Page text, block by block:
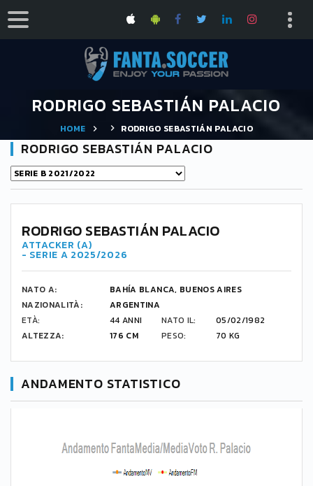
RODRIGO SEBASTIÁN PALACIO
HOME RODRIGO SEBASTIÁN PALACIO
RODRIGO SEBASTIÁN PALACIO
RODRIGO SEBASTIÁN PALACIO
ATTACKER (A)
- SERIE A 2025/2026
NATO A:
BAHÍA BLANCA, BUENOS AIRES
NAZIONALITÀ:
ARGENTINA
ETÀ:
44 ANNI NATO IL:
05/02/1982
ALTEZZA:
176 CM PESO: 70 KG
ANDAMENTO STATISTICO